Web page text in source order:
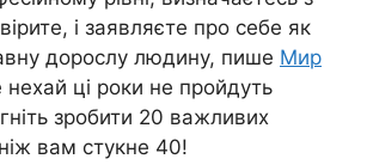
і заявляєте про себе як
дорослу людину, пише Мир
нехай ці роки не пройдуть
зробити 20 важливих
вам стукне 40!